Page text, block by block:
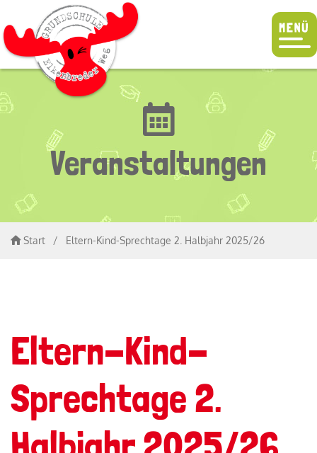
Veranstaltungen
Start / Eltern-Kind-Sprechtage 2. Halbjahr 2025/26
Eltern-Kind-
Sprechtage 2.